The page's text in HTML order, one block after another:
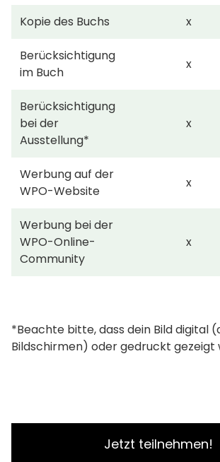
Kopie des Buchs x
Berücksichtigung
im Buch
x
Berücksichtigung
bei der
Ausstellung*
x
Werbung auf der
WPO-Website
x
Werbung bei der
WPO-Online-
Community
x
*Beachte bitte, dass dein Bild digital
Bildschirmen) oder gedruckt gezeigt
Jetzt teilnehmen!